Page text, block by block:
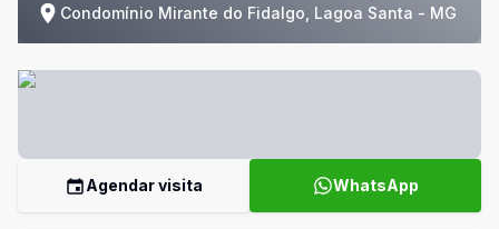
Condomínio Mirante do Fidalgo, Lagoa Santa - MG
Agendar visita WhatsApp